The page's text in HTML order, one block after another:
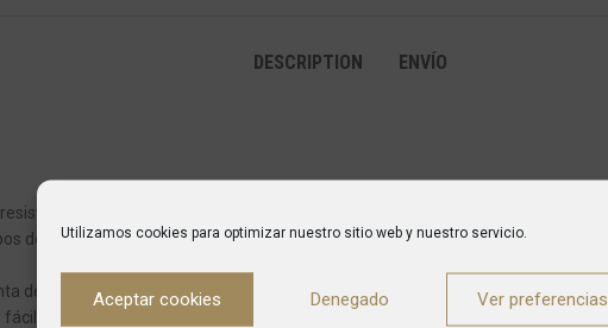
Utilizamos cookies para optimizar nuestro sitio web y nuestro servicio.
Aceptar cookies Denegado Ver preferencias
DESCRIPTION ENVÍO
a la corrosión química.
de recuperación.
de gran calidad: insonorización e impermeabilidad perfectas.
e intuitivo.